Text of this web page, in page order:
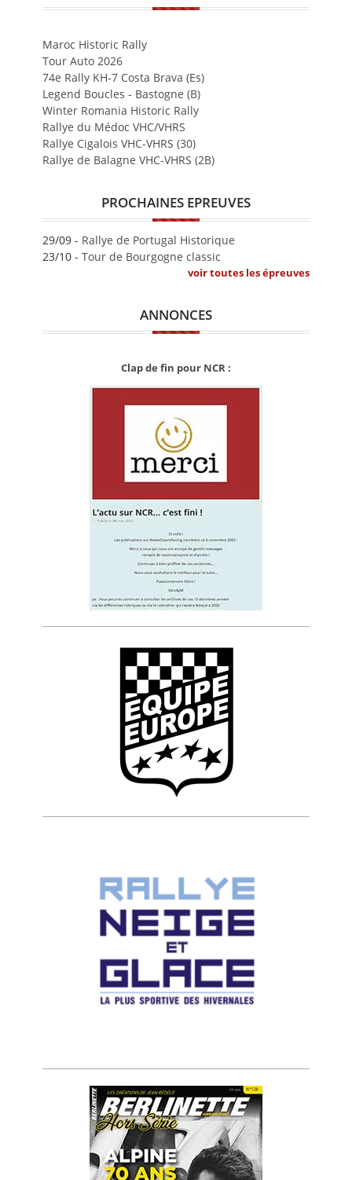
Maroc Historic Rally
Tour Auto 2026
74e Rally KH-7 Costa Brava (Es)
Legend Boucles - Bastogne (B)
Winter Romania Historic Rally
Rallye du Médoc VHC/VHRS
Rallye Cigalois VHC-VHRS (30)
Rallye de Balagne VHC-VHRS (2B)
PROCHAINES EPREUVES
29/09 - Rallye de Portugal Historique
23/10 - Tour de Bourgogne classic
voir toutes les épreuves
ANNONCES
Clap de fin pour NCR :